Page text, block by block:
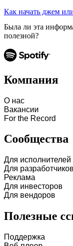
Как начать джем
Была ли эта
полезной?
Компания
О нас
Вакансии
For the Record
Сообщества
Для исполнителей
Для разработчиков
Реклама
Для инвесторов
Для вендоров
Полезные
Поддержка